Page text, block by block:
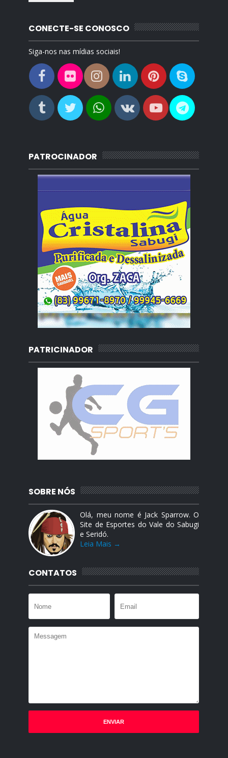
CONECTE-SE CONOSCO
Siga-nos nas mídias sociais!
PATROCINADOR
PATRICINADOR
SOBRE NÓS
Olá, meu nome é Jack Sparrow. O
Site de Esportes do Vale do Sabugi
e Seridó.
Leia Mais →
CONTATOS